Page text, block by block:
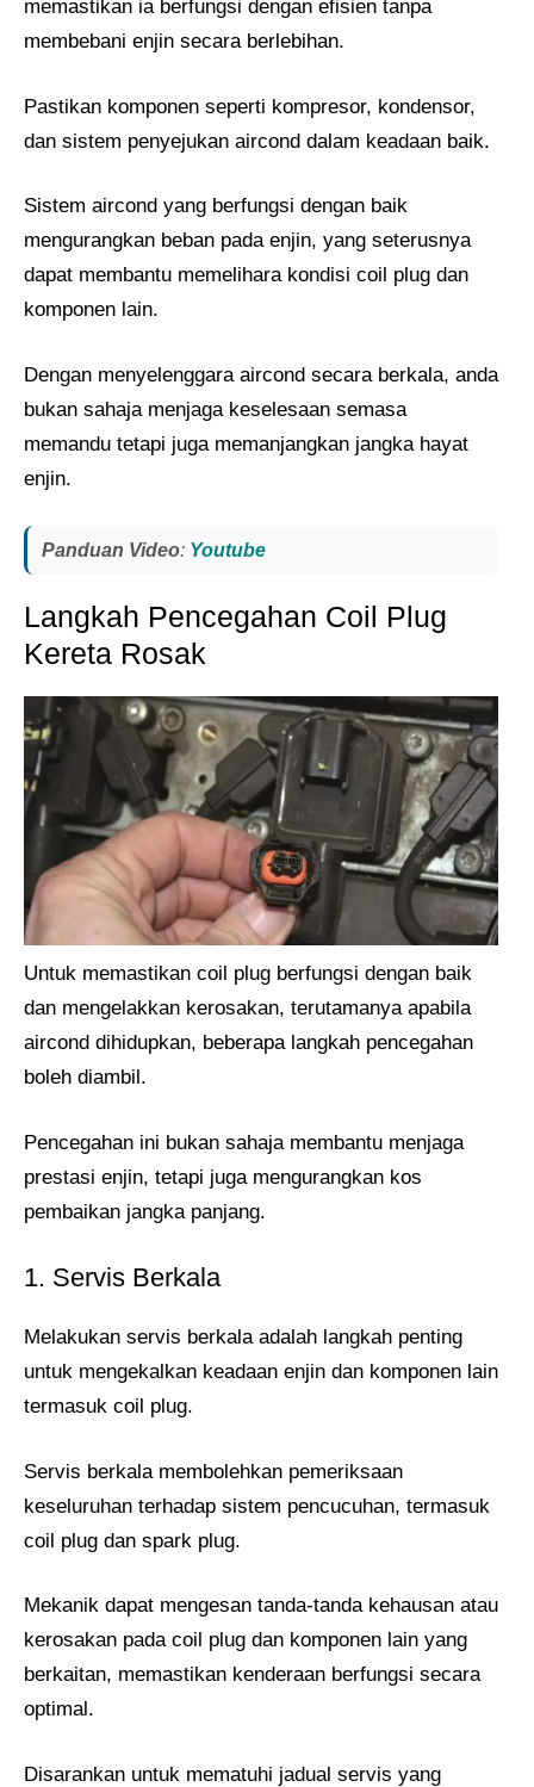
memastikan ia berfungsi dengan efisien tanpa
membebani enjin secara berlebihan.
Pastikan komponen seperti kompresor, kondensor,
dan sistem penyejukan aircond dalam keadaan baik.
Sistem aircond yang berfungsi dengan baik
mengurangkan beban pada enjin, yang seterusnya
dapat membantu memelihara kondisi coil plug dan
komponen lain.
Dengan menyelenggara aircond secara berkala, anda
bukan sahaja menjaga keselesaan semasa
memandu tetapi juga memanjangkan jangka hayat
enjin.
Panduan Video: Youtube
Langkah Pencegahan Coil Plug
Kereta Rosak
Untuk memastikan coil plug berfungsi dengan baik
dan mengelakkan kerosakan, terutamanya apabila
aircond dihidupkan, beberapa langkah pencegahan
boleh diambil.
Pencegahan ini bukan sahaja membantu menjaga
prestasi enjin, tetapi juga mengurangkan kos
pembaikan jangka panjang.
1. Servis Berkala
Melakukan servis berkala adalah langkah penting
untuk mengekalkan keadaan enjin dan komponen lain
termasuk coil plug.
Servis berkala membolehkan pemeriksaan
keseluruhan terhadap sistem pencucuhan, termasuk
coil plug dan spark plug.
Mekanik dapat mengesan tanda-tanda kehausan atau
kerosakan pada coil plug dan komponen lain yang
berkaitan, memastikan kenderaan berfungsi secara
optimal.
Disarankan untuk mematuhi jadual servis yang